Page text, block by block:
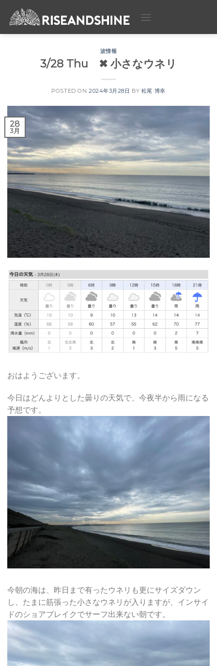
波情報
3/28 Thu ✖︎ 小さなウネリ
POSTED ON 2024年3月28日 BY 松尾 博幸
28
3月
おはようございます。
今日はどんよりとした曇りの天気で、今夜半から雨になる
予想です。
今朝の海は、昨日まで有ったウネリも更にサイズダウン
し、たまに筋張った小さなウネリが入りますが、インサイ
ドのショアブレイクでサーフ出来ない朝です。